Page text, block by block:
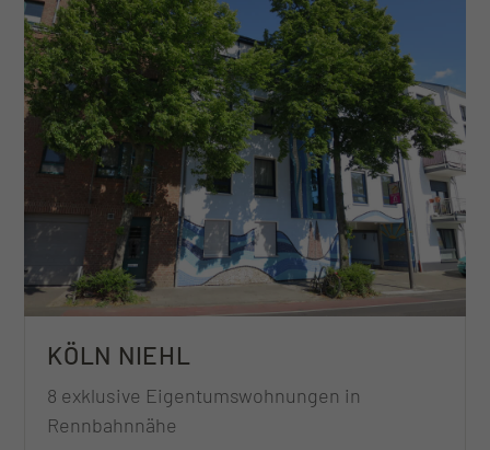
KÖLN NIEHL
8 exklusive Eigentumswohnungen in
Rennbahnnähe